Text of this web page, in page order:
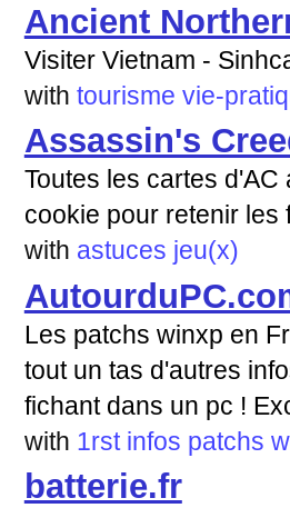
Ancient
Visiter Vietnam -
with tourisme vie-
Assassin's
Toutes les cartes
cookie pour retenir les
with astuces jeu(x)
Les patchs winxp en
tout un tas d'autres
fichant dans un pc !
with 1rst infos patchs
batterie.fr